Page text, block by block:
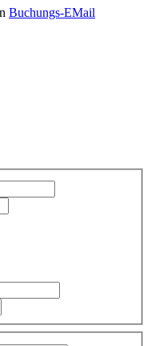
Buchungs-EMail